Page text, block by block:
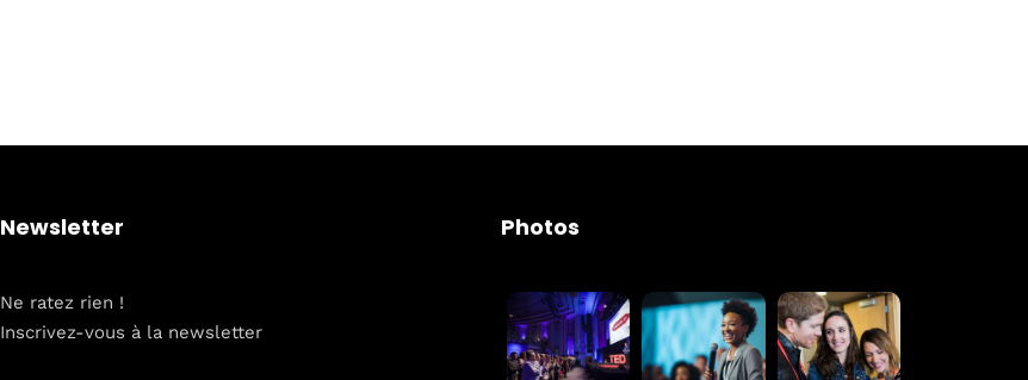
Newsletter
Ne ratez rien !
Inscrivez-vous à la newsletter
Photos